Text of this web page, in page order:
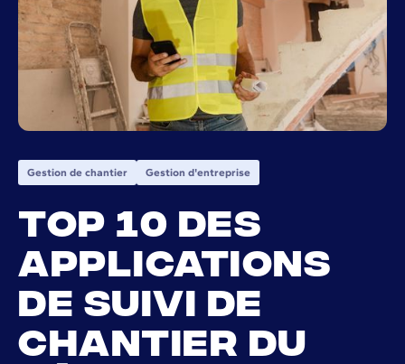
Gestion de chantier Gestion d'entreprise
Top 10 des
applications
de suivi de
chantier du